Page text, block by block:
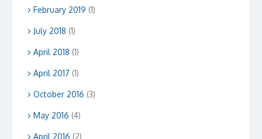
February 2019 (1)
July 2018 (1)
April 2018 (1)
April 2017 (1)
October 2016 (3)
May 2016 (4)
April 2016 (2)